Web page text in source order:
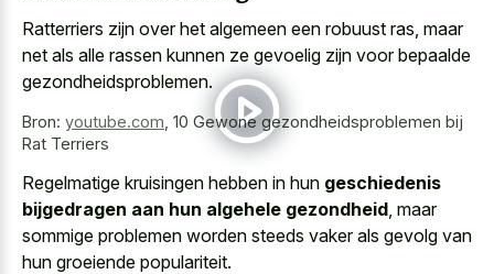
Ratterriers zijn over het algemeen een robuust ras, maar
net als alle rassen kunnen ze gevoelig zijn voor bepaalde
gezondheidsproblemen.
Bron: youtube.com 10 Gewone gezondheidsproblemen bij
Rat Terriers
Regelmatige kruisingen hebben in hun geschiedenis
bijgedragen aan hun algehele gezondheid , maar
sommige problemen worden steeds vaker als gevolg van
hun groeiende populariteit.